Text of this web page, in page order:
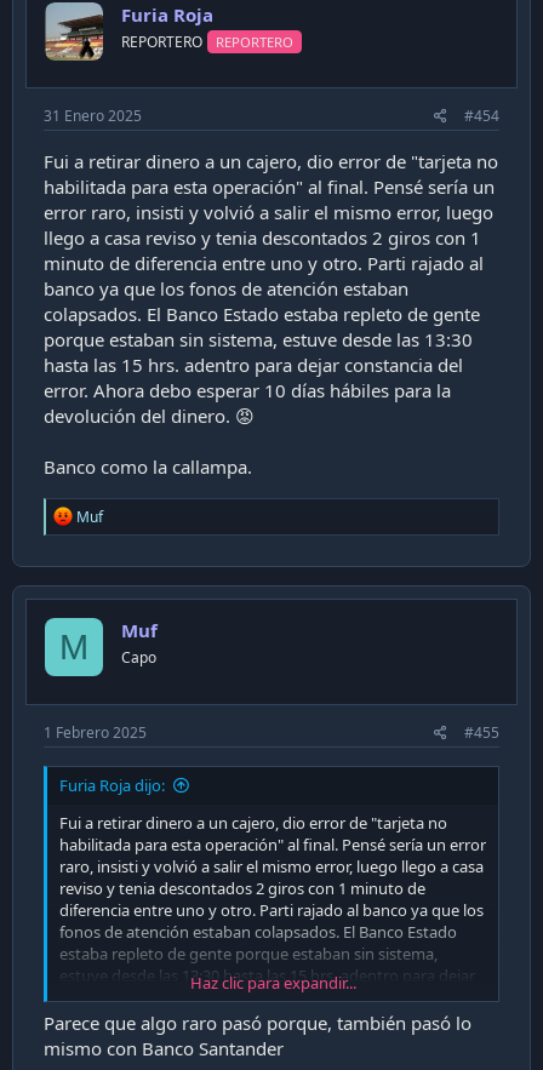
Furia Roja
REPORTERO REPORTERO
31 Enero 2025 #454
Fui a retirar dinero a un cajero, dio error de "tarjeta no
habilitada para esta operación" al final. Pensé sería un
error raro, insisti y volvió a salir el mismo error, luego
llego a casa reviso y tenia descontados 2 giros con 1
minuto de diferencia entre uno y otro. Parti rajado al
banco ya que los fonos de atención estaban
colapsados. El Banco Estado estaba repleto de gente
porque estaban sin sistema, estuve desde las 13:30
hasta las 15 hrs. adentro para dejar constancia del
error. Ahora debo esperar 10 días hábiles para la
devolución del dinero. 😡
Banco como la callampa.
R
e
c
t
o
n
Muf
M Muf
Capo
1 Febrero 2025 #455
Furia Roja dijo:
Fui a retirar dinero a un cajero, dio error de "tarjeta no
habilitada para esta operación" al final. Pensé sería un error
raro, insisti y volvió a salir el mismo error, luego llego a casa
reviso y tenia descontados 2 giros con 1 minuto de
diferencia entre uno y otro. Parti rajado al banco ya que los
fonos de atención estaban colapsados. El Banco Estado
estaba repleto de gente porque estaban sin sistema,
estuve desde las 13:30 hasta las 15 hrs. adentro para dejar
constancia del error. Ahora debo esperar 10 días hábiles
para la devolución del dinero. 😡
Banco como la callampa.
Haz clic para expandir...
Parece que algo raro pasó porque, también pasó lo
mismo con Banco Santander